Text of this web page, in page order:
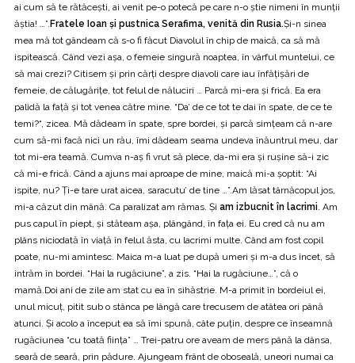
ai cum să te rătăceşti, ai venit pe-o potecă pe care n-o ştie nimeni în munţii
ăştia! …”. Fratele Ioan şi pustnica Serafima, venită din Rusia.Şi-n sinea
mea mă tot gândeam că s-o fi făcut Diavolul în chip de maică, ca să mă
ispitească. Când vezi aşa, o femeie singură noaptea, în vârful muntelui, ce
să mai crezi? Citisem şi prin cărţi despre diavoli care iau înfăţişări de
femeie, de călugăriţe, tot felul de năluciri … Parcă mi-era şi frică. Ea era
palidă la faţă şi tot venea către mine. “Da’ de ce tot te dai în spate, de ce te
temi?“, zicea. Mă dădeam în spate, spre bordei, şi parcă simţeam că n-are
cum să-mi facă nici un rău, îmi dădeam seama undeva înăuntrul meu, dar
tot mi-era teamă. Cumva n-aş fi vrut să plece, da-mi era şi ruşine să-i zic
că mi-e frică. Când a ajuns mai aproape de mine, maică mi-a şoptit: “Ai
ispite, nu? Ţi-e tare urat aicea, saracutu’ de tine …”.Am lăsat târnăcopul jos,
mi-a căzut din mână. Ca paralizat am rămas. Şi am izbucnit în lacrimi . Am
pus capul în piept, şi stăteam aşa, plângând, în faţa ei. Eu cred că nu am
plâns niciodată în viaţă în felul ăsta, cu lacrimi multe. Când am fost copil
poate, nu-mi amintesc. Maica m-a luat pe după umeri şi m-a dus încet, să
intrăm în bordei. “Hai la rugăciune”, a zis. “Hai la rugăciune…”, că o
mamă.Doi ani de zile am stat cu ea în sihăstrie. M-a primit în bordeiul ei,
unul micuţ, pitit sub o stânca pe lângă care trecusem de atâtea ori până
atunci. Şi acolo a început ea să îmi spună, câte puţin, despre ce înseamnă
rugăciunea “cu toată fiinţa” … Trei-patru ore aveam de mers până la dânsa,
seară de seară, prin pădure. Ajungeam frânt de oboseală, uneori numai ca